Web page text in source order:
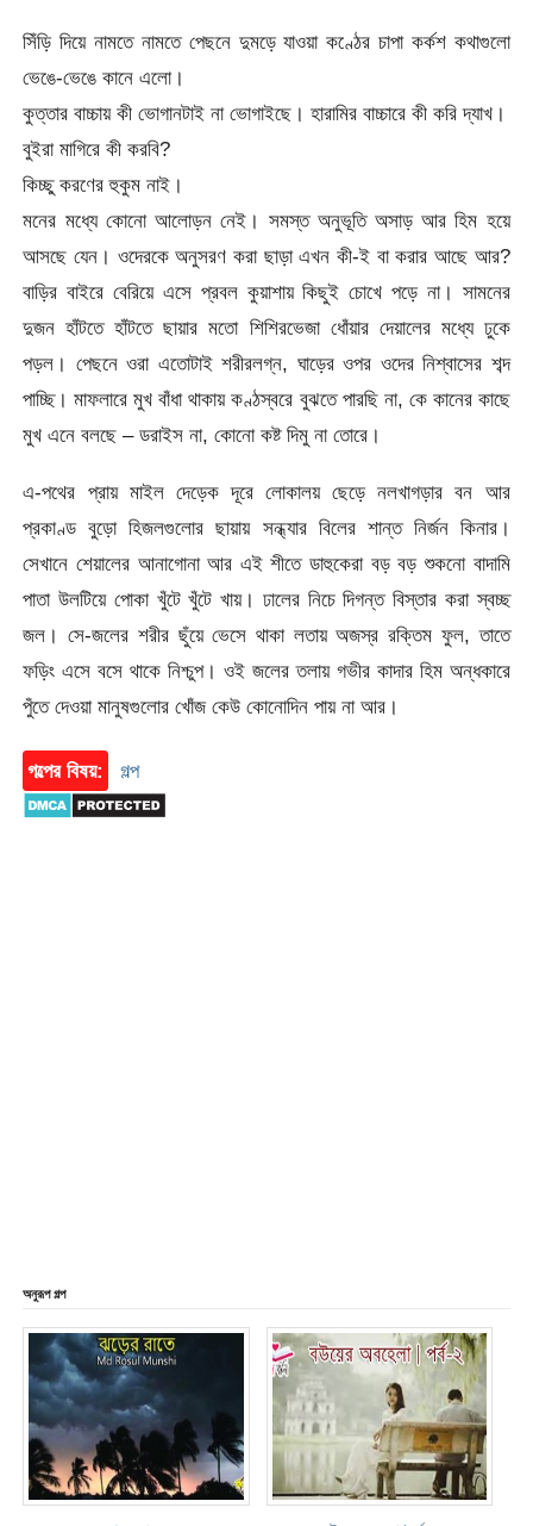
সিঁড়ি দিয়ে নামতে নামতে পেছনে দুমড়ে যাওয়া কণ্ঠের চাপা কর্কশ কথাগুলো
ভেঙে-ভেঙে কানে এলো।
কুত্তার বাচ্চায় কী ভোগানটাই না ভোগাইছে। হারামির বাচ্চারে কী করি দ্যাখ।
বুইরা মাগিরে কী করবি?
কিচ্ছু করণের হুকুম নাই।
মনের মধ্যে কোনো আলোড়ন নেই। সমস্ত অনুভূতি অসাড় আর হিম হয়ে
আসছে যেন। ওদেরকে অনুসরণ করা ছাড়া এখন কী-ই বা করার আছে আর?
বাড়ির বাইরে বেরিয়ে এসে প্রবল কুয়াশায় কিছুই চোখে পড়ে না। সামনের
দুজন হাঁটতে হাঁটতে ছায়ার মতো শিশিরভেজা ধোঁয়ার দেয়ালের মধ্যে ঢুকে
পড়ল। পেছনে ওরা এতোটাই শরীরলগ্ন, ঘাড়ের ওপর ওদের নিশ্বাসের শব্দ
পাচ্ছি। মাফলারে মুখ বাঁধা থাকায় কণ্ঠস্বরে বুঝতে পারছি না, কে কানের কাছে
মুখ এনে বলছে – ডরাইস না, কোনো কষ্ট দিমু না তোরে।
এ-পথের প্রায় মাইল দেড়েক দূরে লোকালয় ছেড়ে নলখাগড়ার বন আর
প্রকাণ্ড বুড়ো হিজলগুলোর ছায়ায় সন্ধ্যার বিলের শান্ত নির্জন কিনার।
সেখানে শেয়ালের আনাগোনা আর এই শীতে ডাহুকেরা বড় বড় শুকনো বাদামি
পাতা উলটিয়ে পোকা খুঁটে খুঁটে খায়। ঢালের নিচে দিগন্ত বিস্তার করা স্বচ্ছ
জল। সে-জলের শরীর ছুঁয়ে ভেসে থাকা লতায় অজস্র রক্তিম ফুল, তাতে
ফড়িং এসে বসে থাকে নিশ্চুপ। ওই জলের তলায় গভীর কাদার হিম অন্ধকারে
পুঁতে দেওয়া মানুষগুলোর খোঁজ কেউ কোনোদিন পায় না আর।
গল্পের বিষয়: গল্প
অনুরূপ গল্প